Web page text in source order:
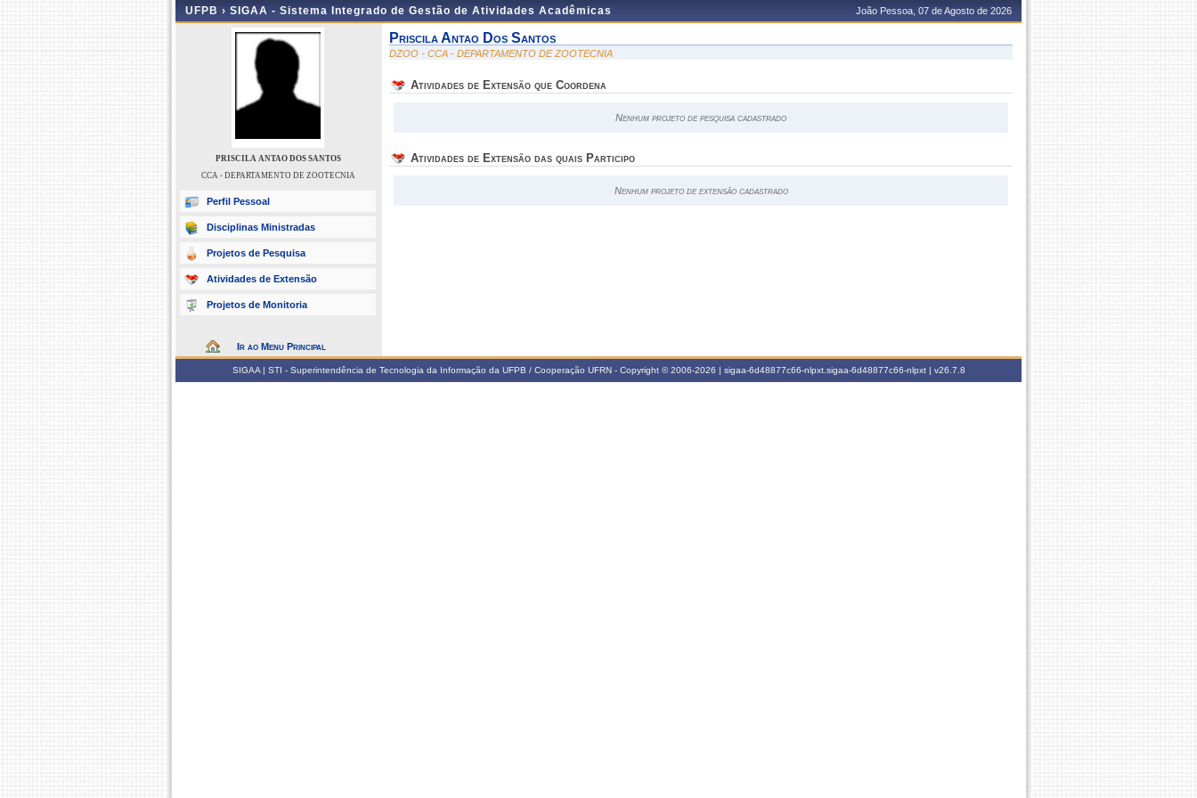
UFPB › SIGAA - Sistema Integrado de Gestão de Atividades Acadêmicas João Pessoa, 07 de Agosto de 2026
PRISCILA ANTAO DOS SANTOS
CCA - DEPARTAMENTO DE ZOOTECNIA
Perfil Pessoal
Disciplinas Ministradas
Projetos de Pesquisa
Atividades de Extensão
Projetos de Monitoria
Ir ao Menu Principal
Priscila Antao Dos Santos
DZOO - CCA - DEPARTAMENTO DE ZOOTECNIA
Atividades de Extensão que Coordena
Nenhum projeto de pesquisa cadastrado
Atividades de Extensão das quais Participo
Nenhum projeto de extensão cadastrado
SIGAA | STI - Superintendência de Tecnologia da Informação da UFPB / Cooperação UFRN - Copyright © 2006-2026 | sigaa-6d48877c66-nlpxt.sigaa-6d48877c66-nlpxt | v26.7.8